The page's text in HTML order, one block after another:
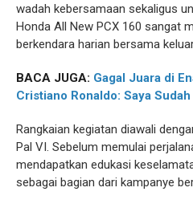
wadah kebersamaan sekaligus
Honda All New PCX 160 sangat
berkendara harian bersama
BACA JUGA: Gagal Juara di
Cristiano Ronaldo: Saya
Rangkaian kegiatan diawali
Pal VI. Sebelum memulai
mendapatkan edukasi
sebagai bagian dari kampanye